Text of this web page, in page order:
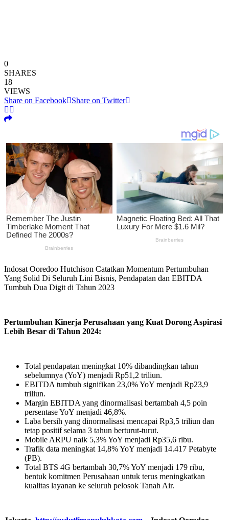
0
SHARES
18
VIEWS
Share on Facebook
Share on Twitter
Indosat Ooredoo Hutchison Catatkan Momentum Pertumbuhan
Yang Solid Di Seluruh Lini Bisnis, Pendapatan dan EBITDA
Tumbuh Dua Digit di Tahun 2023
Pertumbuhan Kinerja Perusahaan yang Kuat Dorong Aspirasi
Lebih Besar di Tahun 2024:
Total pendapatan meningkat 10% dibandingkan tahun
sebelumnya (YoY) menjadi Rp51,2 triliun.
EBITDA tumbuh signifikan 23,0% YoY menjadi Rp23,9
triliun.
Margin EBITDA yang dinormalisasi bertambah 4,5 poin
persentase YoY menjadi 46,8%.
Laba bersih yang dinormalisasi mencapai Rp3,5 triliun dan
tetap positif selama 3 tahun berturut-turut.
Mobile ARPU naik 5,3% YoY menjadi Rp35,6 ribu.
Trafik data meningkat 14,8% YoY menjadi 14.417 Petabyte
(PB).
Total BTS 4G bertambah 30,7% YoY menjadi 179 ribu,
bentuk komitmen Perusahaan untuk terus meningkatkan
kualitas layanan ke seluruh pelosok Tanah Air.